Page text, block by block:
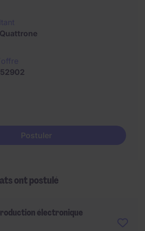
Postuler
ont postulé
électronique